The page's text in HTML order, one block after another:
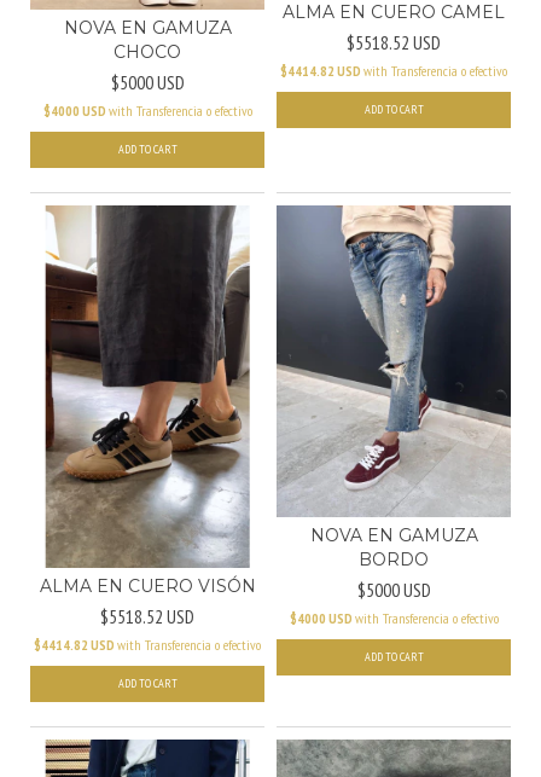
NOVA EN GAMUZA
CHOCO
$5000 USD
$4000 USD with Transferencia o efectivo
ADD TO CART
ALMA EN CUERO CAMEL
$5518.52 USD
$4414.82 USD with Transferencia o efectivo
ADD TO CART
ALMA EN CUERO VISÓN
$5518.52 USD
$4414.82 USD with Transferencia o efectivo
ADD TO CART
NOVA EN GAMUZA
BORDO
$5000 USD
$4000 USD with Transferencia o efectivo
ADD TO CART